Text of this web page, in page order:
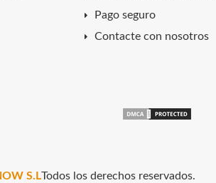
Pago seguro
Contacte con nosotros
S.LTodos los derechos reservados.